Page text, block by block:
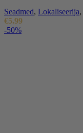
Seadmed, Lokaliseerija,
€5.99
-50%